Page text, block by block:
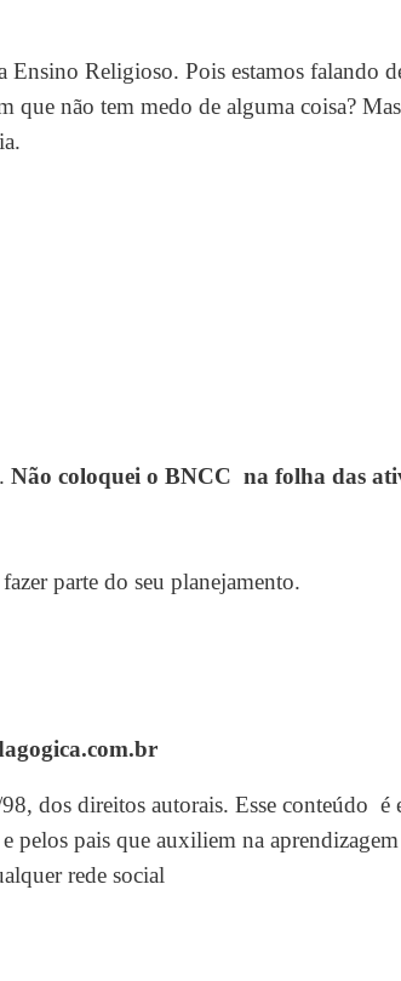
Ensino Religioso. Pois estamos falando
que não tem medo de alguma coisa?
Não coloquei o BNCC na folha das
parte do seu planejamento.
dos direitos autorais. Esse conteúdo é
pelos pais que auxiliem na
rede social